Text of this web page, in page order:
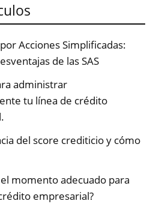
Acciones Simplificadas:
de las SAS
administrar
tu línea de crédito
del score crediticio y cómo
momento adecuado para
empresarial?